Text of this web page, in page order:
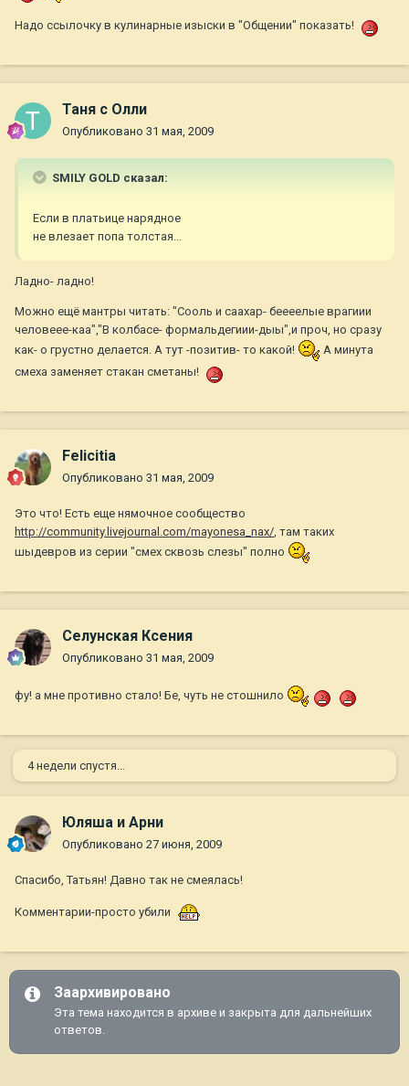
Надо ссылочку в кулинарные изыски в "Общении" показать!
Таня с Олли
Опубликовано 31 мая, 2009
SMILY GOLD сказал:
Если в платьице нарядное
не влезает попа толстая...
Ладно- ладно!
Можно ещё мантры читать: "Сооль и саахар- беееелые врагиии
человеее-каа","В колбасе- формальдегиии-дыы",и проч, но сразу
как- о грустно делается. А тут -позитив- то какой!
А минута
смеха заменяет стакан сметаны!
Felicitia
Опубликовано 31 мая, 2009
Это что! Есть еще нямочное сообщество
http://community.livejournal.com/mayonesa_nax/, там таких
шыдевров из серии "смех сквозь слезы" полно
Селунская Ксения
Опубликовано 31 мая, 2009
фу! а мне противно стало! Бе, чуть не стошнило
4 недели спустя...
Юляша и Арни
Опубликовано 27 июня, 2009
Спасибо, Татьян! Давно так не смеялась!
Комментарии-просто убили
Заархивировано
Эта тема находится в архиве и закрыта для дальнейших
ответов.